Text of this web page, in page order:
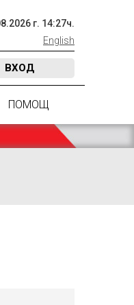
.2026 г. 14:27ч.
English
ВХОД
ПОМОЩ